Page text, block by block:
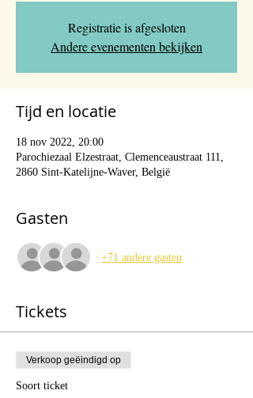
Registratie is afgesloten
Andere evenementen bekijken
Tijd en locatie
18 nov 2022, 20:00
Parochiezaal Elzestraat, Clemenceaustraat 111,
2860 Sint-Katelijne-Waver, België
Gasten
+71 andere gasten
Tickets
Verkoop geëindigd op
Soort ticket